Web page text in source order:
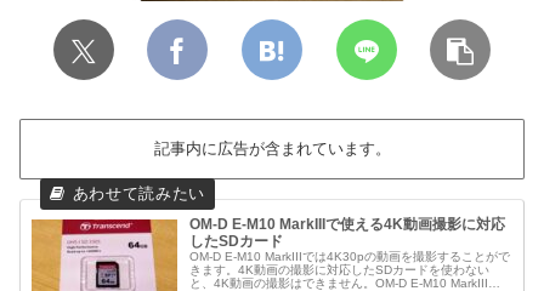
記事内に広告が含まれています。
OM-D E-M10 MarkIIIで使える4K動画撮影に対応
したSDカード
OM-D E-M10 MarkIIIでは4K30pの動画を撮影することがで
きます。4K動画の撮影に対応したSDカードを使わない
と、4K動画の撮影はできません。OM-D E-M10 MarkIIIで